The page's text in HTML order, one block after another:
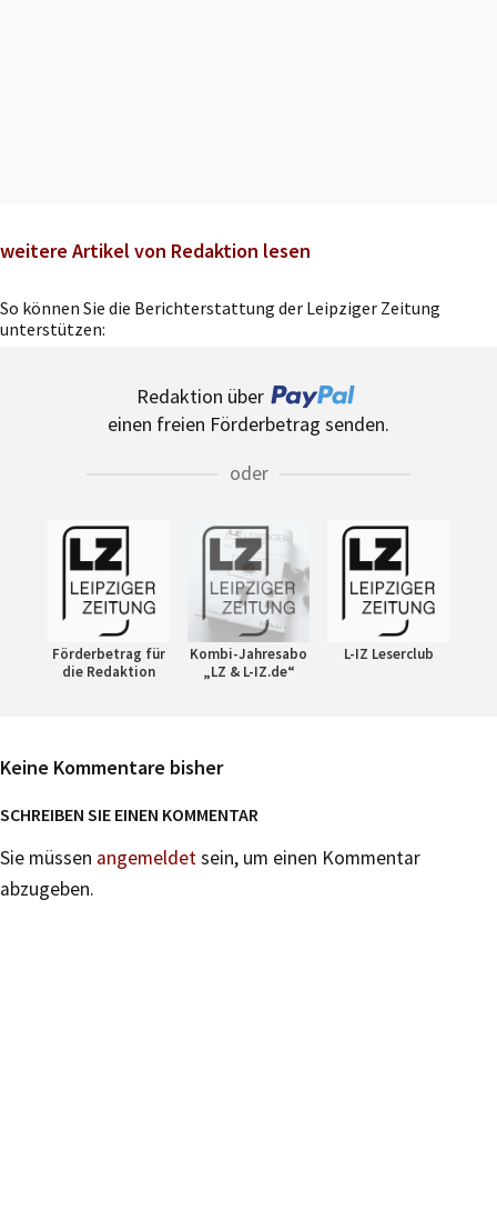
weitere Artikel von Redaktion lesen
So können Sie die Berichterstattung der Leipziger Zeitung
unterstützen:
Redaktion über
einen freien Förderbetrag senden.
oder
Förderbetrag für
die Redaktion
Kombi-Jahresabo
„LZ & L-IZ.de“
L-IZ Leserclub
Keine Kommentare bisher
SCHREIBEN SIE EINEN KOMMENTAR
Sie müssen angemeldetsein, um einen Kommentar
abzugeben.